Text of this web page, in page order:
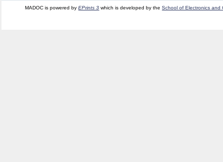
MADOC is powered byEPrints 3 which is developed by theSchool of Electronics and